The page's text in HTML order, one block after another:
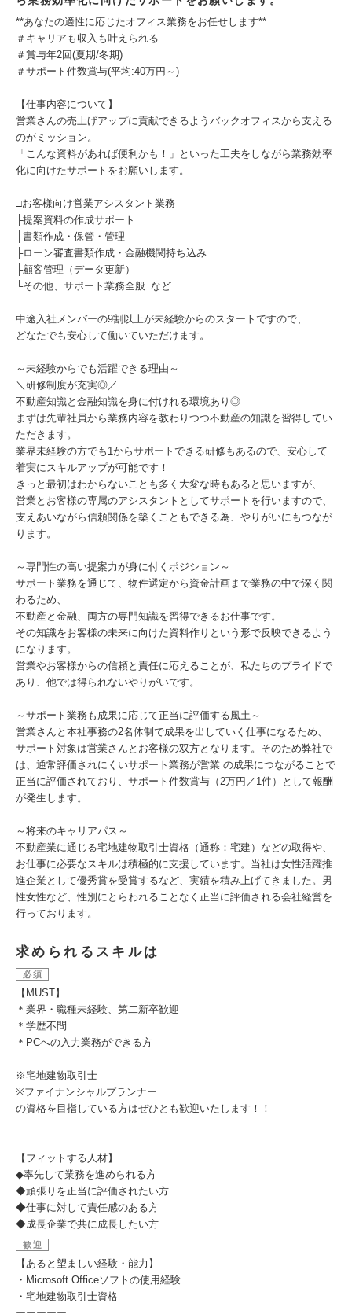
**あなたの適性に応じたオフィス業務をお任せします**
＃キャリアも収入も叶えられる
＃賞与年2回(夏期/冬期)
＃サポート件数賞与(平均:40万円～)
【仕事内容について】
営業さんの売上げアップに貢献できるようバックオフィスから支える
のがミッション。
「こんな資料があれば便利かも！」といった工夫をしながら業務効率
化に向けたサポートをお願いします。
□お客様向け営業アシスタント業務
├提案資料の作成サポート
├書類作成・保管・管理
├ローン審査書類作成・金融機関持ち込み
├顧客管理（データ更新）
└その他、サポート業務全般 など
中途入社メンバーの9割以上が未経験からのスタートですので、
どなたでも安心して働いていただけます。
～未経験からでも活躍できる理由～
＼研修制度が充実◎／
不動産知識と金融知識を身に付けれる環境あり◎
まずは先輩社員から業務内容を教わりつつ不動産の知識を習得してい
ただきます。
業界未経験の方でも1からサポートできる研修もあるので、安心して
着実にスキルアップが可能です！
きっと最初はわからないことも多く大変な時もあると思いますが、
営業とお客様の専属のアシスタントとしてサポートを行いますので、
支えあいながら信頼関係を築くこともできる為、やりがいにもつなが
ります。
～専門性の高い提案力が身に付くポジション～
サポート業務を通じて、物件選定から資金計画まで業務の中で深く関
わるため、
不動産と金融、両方の専門知識を習得できるお仕事です。
その知識をお客様の未来に向けた資料作りという形で反映できるよう
になります。
営業やお客様からの信頼と責任に応えることが、私たちのプライドで
あり、他では得られないやりがいです。
～サポート業務も成果に応じて正当に評価する風土～
営業さんと本社事務の2名体制で成果を出していく仕事になるため、
サポート対象は営業さんとお客様の双方となります。そのため弊社で
は、通常評価されにくいサポート業務が営業 の成果につながることで
正当に評価されており、サポート件数賞与（2万円／1件）として報酬
が発生します。
～将来のキャリアパス～
不動産業に通じる宅地建物取引士資格（通称：宅建）などの取得や、
お仕事に必要なスキルは積極的に支援しています。当社は女性活躍推
進企業として優秀賞を受賞するなど、実績を積み上げてきました。男
性女性など、性別にとらわれることなく正当に評価される会社経営を
行っております。
求められるスキルは
必須
【MUST】
＊業界・職種未経験、第二新卒歓迎
＊学歴不問
＊PCへの入力業務ができる方
※宅地建物取引士
※ファイナンシャルプランナー
の資格を目指している方はぜひとも歓迎いたします！！
【フィットする人材】
◆率先して業務を進められる方
◆頑張りを正当に評価されたい方
◆仕事に対して責任感のある方
◆成長企業で共に成長したい方
歓迎
【あると望ましい経験・能力】
・Microsoft Officeソフトの使用経験
・宅地建物取引士資格